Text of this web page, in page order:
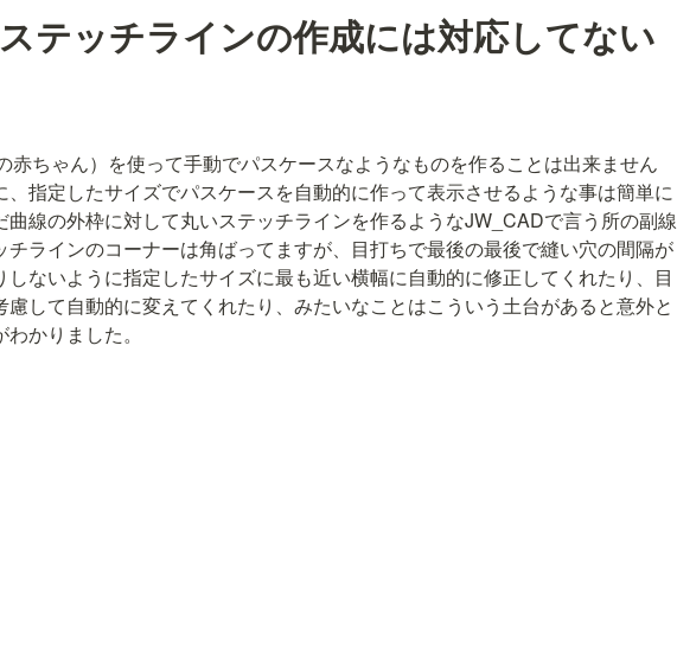
テッチラインの作成には対応してない
赤ちゃん）を使って手動でパスケースなようなものを作ることは出来ません
、指定したサイズでパスケースを自動的に作って表示させるような事は簡単に
曲線の外枠に対して丸いステッチラインを作るようなJW_CADで言う所の副線
ラインのコーナーは角ばってますが、目打ちで最後の最後で縫い穴の間隔が
ないように指定したサイズに最も近い横幅に自動的に修正してくれたり、目
して自動的に変えてくれたり、みたいなことはこういう土台があると意外と
かりました。